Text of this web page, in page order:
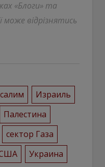
«Блоги» та
може відрізнятись
Израиль
Палестина
сектор Газа
Украина